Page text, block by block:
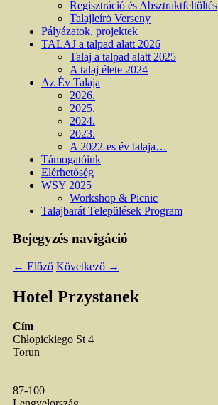
Regisztráció és Absztraktfeltöltés
Talajleíró Verseny
Pályázatok, projektek
TALAJ a talpad alatt 2026
Talaj a talpad alatt 2025
A talaj élete 2024
Az Év Talaja
2026.
2025.
2024.
2023.
A 2022-es év talaja…
Támogatóink
Elérhetőség
WSY 2025
Workshop & Picnic
Talajbarát Települések Program
Bejegyzés navigáció
← Előző Következő →
Hotel Przystanek
Cím
Chłopickiego St 4
Torun
87-100